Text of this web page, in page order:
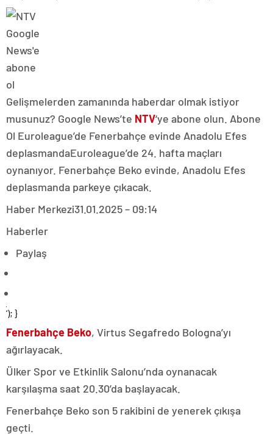
Gelişmelerden zamanında haberdar olmak istiyor
musunuz? Google News’te NTV‘ye abone olun. Abone
Ol Euroleague’de Fenerbahçe evinde Anadolu Efes
deplasmandaEuroleague’de 24. hafta maçları
oynanıyor. Fenerbahçe Beko evinde, Anadolu Efes
deplasmanda parkeye çıkacak.
Haber Merkezi31.01.2025 – 09:14
Haberler
Paylaş
‘); }
Fenerbahçe Beko, Virtus Segafredo Bologna’yı
ağırlayacak.
Ülker Spor ve Etkinlik Salonu’nda oynanacak
karşılaşma saat 20.30’da başlayacak.
Fenerbahçe Beko son 5 rakibini de yenerek çıkışa
geçti.